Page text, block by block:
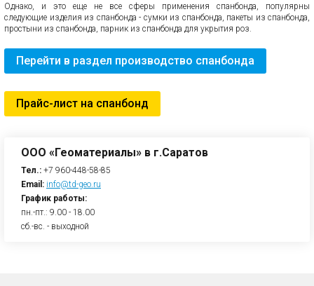
Однако, и это еще не все сферы применения спанбонда, популярны
следующие изделия из спанбонда - сумки из спанбонда, пакеты из спанбонда,
простыни из спанбонда, парник из спанбонда для укрытия роз.
Перейти в раздел производство спанбонда
Прайс-лист на спанбонд
ООО «Геоматериалы» в г.Саратов
Тел.: +7 960-448-58-85
Email: info@td-geo.ru
График работы:
пн.-пт.: 9.00 - 18.00
сб.-вс. - выходной